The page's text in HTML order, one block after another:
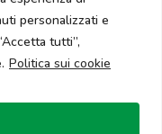
personalizzati e
tutti”,
Politica sui cookie
Salvetti.
la duplicazione dei
Creative Agency